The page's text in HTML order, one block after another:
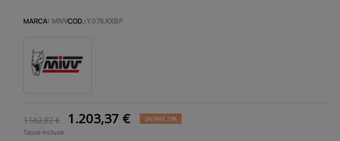
MARCA: MIVVCOD.:Y.078.KXBP
1.562,82 € 1.203,37 € SALVARE 23%
Tasse incluse